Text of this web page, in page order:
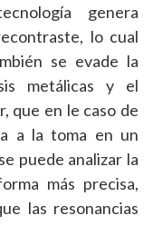
genera
lo cual
se evade la
metálicas y el
que en le caso de
a la toma en un
puede analizar la
más precisa,
las resonancias